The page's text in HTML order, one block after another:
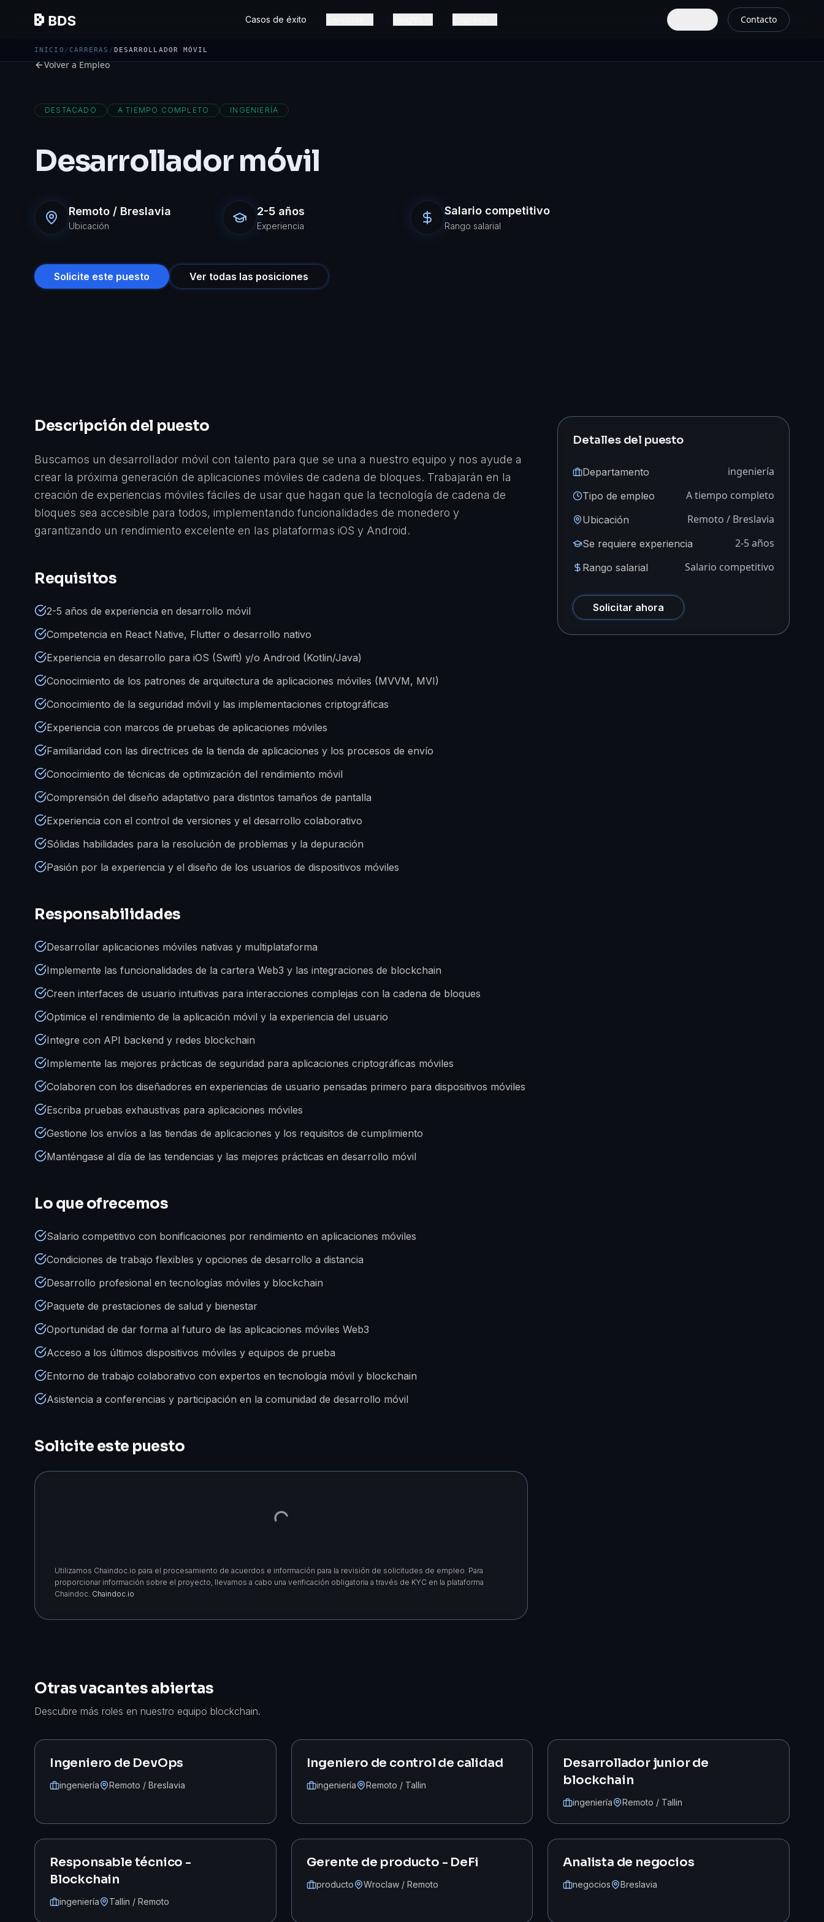
Casos de éxito Contacto
INICIO /CARRERAS /DESARROLLADOR MÓVIL
Volver a Empleo
DESTACADO A TIEMPO COMPLETO INGENIERÍA
Desarrollador móvil
Remoto / Breslavia
Ubicación
2-5 años
Experiencia
Salario competitivo
Rango salarial
Solicite este puesto Ver todas las posiciones
Descripción del puesto
Buscamos un desarrollador móvil con talento para que se una a nuestro equipo y nos ayude a
crear la próxima generación de aplicaciones móviles de cadena de bloques. Trabajarán en la
creación de experiencias móviles fáciles de usar que hagan que la tecnología de cadena de
bloques sea accesible para todos, implementando funcionalidades de monedero y
garantizando un rendimiento excelente en las plataformas iOS y Android.
Requisitos
2-5 años de experiencia en desarrollo móvil
Competencia en React Native, Flutter o desarrollo nativo
Experiencia en desarrollo para iOS (Swift) y/o Android (Kotlin/Java)
Conocimiento de los patrones de arquitectura de aplicaciones móviles (MVVM, MVI)
Conocimiento de la seguridad móvil y las implementaciones criptográficas
Experiencia con marcos de pruebas de aplicaciones móviles
Familiaridad con las directrices de la tienda de aplicaciones y los procesos de envío
Conocimiento de técnicas de optimización del rendimiento móvil
Comprensión del diseño adaptativo para distintos tamaños de pantalla
Experiencia con el control de versiones y el desarrollo colaborativo
Sólidas habilidades para la resolución de problemas y la depuración
Pasión por la experiencia y el diseño de los usuarios de dispositivos móviles
Responsabilidades
Desarrollar aplicaciones móviles nativas y multiplataforma
Implemente las funcionalidades de la cartera Web3 y las integraciones de blockchain
Creen interfaces de usuario intuitivas para interacciones complejas con la cadena de bloques
Optimice el rendimiento de la aplicación móvil y la experiencia del usuario
Integre con API backend y redes blockchain
Implemente las mejores prácticas de seguridad para aplicaciones criptográficas móviles
Colaboren con los diseñadores en experiencias de usuario pensadas primero para dispositivos móviles
Escriba pruebas exhaustivas para aplicaciones móviles
Gestione los envíos a las tiendas de aplicaciones y los requisitos de cumplimiento
Manténgase al día de las tendencias y las mejores prácticas en desarrollo móvil
Lo que ofrecemos
Salario competitivo con bonificaciones por rendimiento en aplicaciones móviles
Condiciones de trabajo flexibles y opciones de desarrollo a distancia
Desarrollo profesional en tecnologías móviles y blockchain
Paquete de prestaciones de salud y bienestar
Oportunidad de dar forma al futuro de las aplicaciones móviles Web3
Acceso a los últimos dispositivos móviles y equipos de prueba
Entorno de trabajo colaborativo con expertos en tecnología móvil y blockchain
Asistencia a conferencias y participación en la comunidad de desarrollo móvil
Solicite este puesto
Utilizamos Chaindoc.io para el procesamiento de acuerdos e información para la revisión de solicitudes de empleo. Para
proporcionar información sobre el proyecto, llevamos a cabo una verificación obligatoria a través de KYC en la plataforma
Chaindoc. Chaindoc.io
Detalles del puesto
Departamento ingeniería
Tipo de empleo A tiempo completo
Ubicación Remoto / Breslavia
Se requiere experiencia 2-5 años
Rango salarial Salario competitivo
Solicitar ahora
Otras vacantes abiertas
Descubre más roles en nuestro equipo blockchain.
Ingeniero de DevOps
ingeniería Remoto / Breslavia
Ingeniero de control de calidad
ingeniería Remoto / Tallin
Desarrollador junior de
blockchain
ingeniería Remoto / Tallin
Responsable técnico -
Blockchain
ingeniería Tallin / Remoto
Gerente de producto - DeFi
producto Wroclaw / Remoto
Analista de negocios
negocios Breslavia